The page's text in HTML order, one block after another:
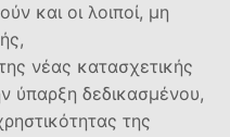
και οι λοιποί, μη
νέας κατασχετικής
ύπαρξη δεδικασμένου,
της